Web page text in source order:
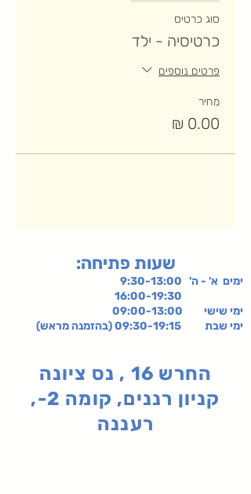
סוג כרטיס
כרטיסיה - ילד
פרטים נוספים
מחיר
:שעות פתיחה
ימים א' - ה' 9:30-13:00
ימי שישי 09:00-13:00
ימי שבת 09:30-19:15 (בהזמנה מראש)
החרש 16 , נס ציונה
קניון רננים, קומה 2-,
רעננה